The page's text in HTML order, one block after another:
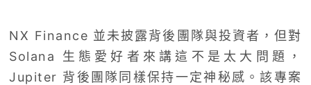
NX Finance 並未披露背後團隊與投資者，但對
Solana 生態愛好者來講這不是太大問題，
Jupiter 背後團隊同樣保持一定神秘感。該專案